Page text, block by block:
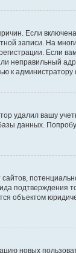
Если
записи. На
Если
неправильный
к
удалил вашу
данных.
подтверждения
объектом
новых